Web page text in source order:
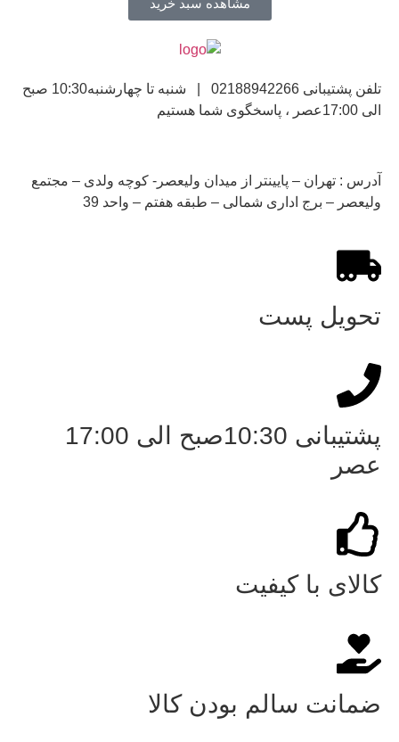
مشاهده سبد خرید
تلفن پشتیبانی 02188942266 | شنبه تا چهارشنبه10:30 صبح
الی 17:00عصر ، پاسخگوی شما هستیم
آدرس : تهران – پایینتر از میدان ولیعصر- کوچه ولدی – مجتمع
ولیعصر – برج اداری شمالی – طبقه هفتم – واحد 39
تحویل پست
پشتیبانی 10:30صبح الی 17:00
عصر
کالای با کیفیت
ضمانت سالم بودن کالا